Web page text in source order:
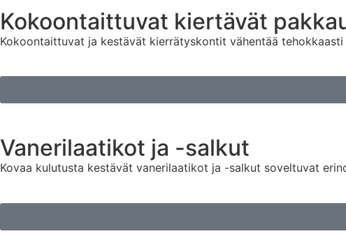
Kokoontaittuvat kiertävät
Kokoontaittuvat ja kestävät kierrätyskontit vähentää
Vanerilaatikot ja -salkut
Kovaa kulutusta kestävät vanerilaatikot ja -salkut soveltuvat